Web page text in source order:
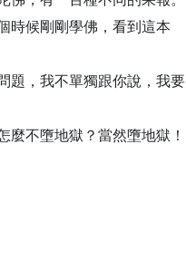
候剛剛學佛，看到這本
，我不單獨跟你說，我要
不墮地獄？當然墮地獄！